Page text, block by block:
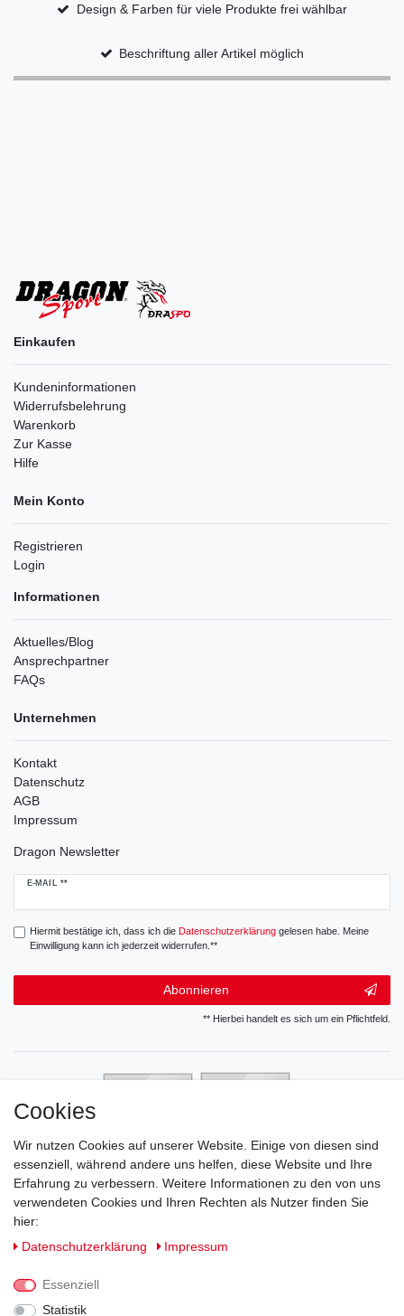
Design & Farben für viele Produkte frei wählbar
Beschriftung aller Artikel möglich
Einkaufen
Kundeninformationen
Widerrufsbelehrung
Warenkorb
Zur Kasse
Hilfe
Mein Konto
Registrieren
Login
Informationen
Aktuelles/Blog
Ansprechpartner
FAQs
Unternehmen
Kontakt
Datenschutz
AGB
Impressum
Dragon Newsletter
E-MAIL **
Newsletter
Hiermit bestätige ich, dass ich die Daten­schutz­erklärunggelesen habe. Meine
Einwilligung kann ich jederzeit widerrufen.**
Abonnieren
** Hierbei handelt es sich um ein Pflichtfeld.
Cookies
Wir nutzen Cookies auf unserer Website. Einige von diesen sind
essenziell, während andere uns helfen, diese Website und Ihre
Erfahrung zu verbessern. Weitere Informationen zu den von uns
verwendeten Cookies und Ihren Rechten als Nutzer finden Sie
hier:
Daten­schutz­erklärung
Impressum
Essenziell
Statistik